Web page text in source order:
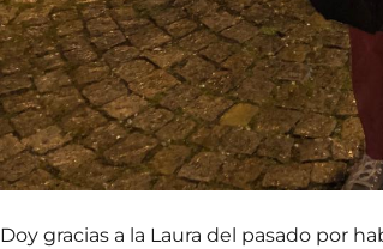
Doy gracias a la Laura del pasado por